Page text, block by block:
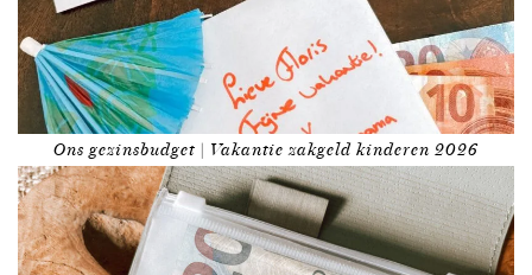
Ons gezinsbudget | Vakantie zakgeld kinderen 2026